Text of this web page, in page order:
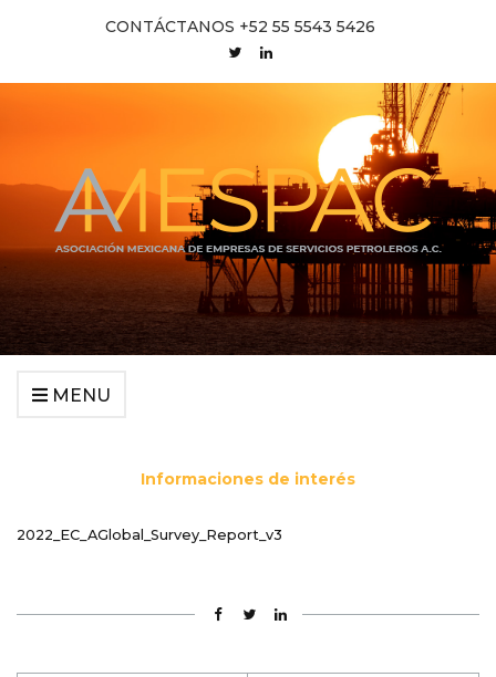
CONTÁCTANOS +52 55 5543 5426
MENU
Informaciones de interés
2022_EC_AGlobal_Survey_Report_v3